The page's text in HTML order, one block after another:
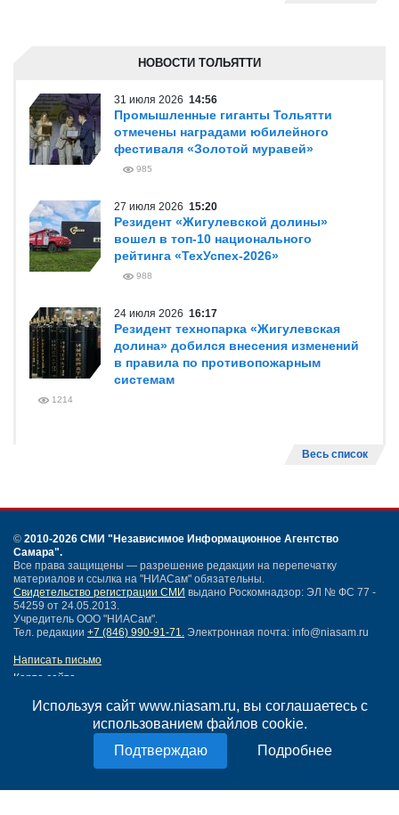
Используя сайт www.niasam.ru, вы соглашаетесь с
использованием файлов cookie.
Подробнее
НОВОСТИ ТОЛЬЯТТИ
31 июля 2026 14:56
Промышленные гиганты Тольятти
отмечены наградами юбилейного
фестиваля «Золотой муравей»
985
27 июля 2026 15:20
Резидент «Жигулевской долины»
вошел в топ-10 национального
рейтинга «ТехУспех-2026»
988
24 июля 2026 16:17
Резидент технопарка «Жигулевская
долина» добился внесения изменений
в правила по противопожарным
системам
1214
Весь список
© 2010-2026 СМИ "Независимое Информационное Агентство
Самара".
Все права защищены — разрешение редакции на перепечатку
материалов и ссылка на "НИАСам" обязательны.
Свидетельство регистрации СМИ выдано Роскомнадзор: ЭЛ № ФС 77 -
54259 от 24.05.2013.
Учредитель ООО "НИАСам".
Тел. редакции +7 (846) 990-91-71. Электронная почта: info@niasam.ru
Написать письмо
Карта сайта
Политика конфиденциальности
Согласие на обработку персональных данных